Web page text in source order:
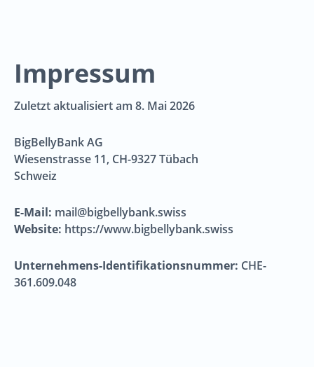
Impressum
Zuletzt aktualisiert am 8. Mai 2026
BigBellyBank AG
Wiesenstrasse 11, CH-9327 Tübach
Schweiz
E-Mail: mail@bigbellybank.swiss
Website: https://www.bigbellybank.swiss
Unternehmens-Identifikationsnummer: CHE-
361.609.048